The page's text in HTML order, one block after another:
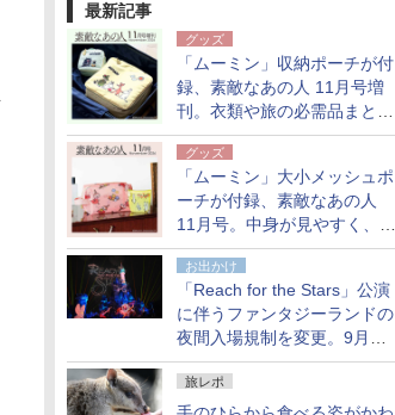
最新記事
グッズ
「ムーミン」収納ポーチが付
録、素敵なあの人 11月号増
刊。衣類や旅の必需品まとま
る大小2個セット
グッズ
「ムーミン」大小メッシュポ
ーチが付録、素敵なあの人
11月号。中身が見やすく、温
泉スパにも使える
お出かけ
「Reach for the Stars」公演
に伴うファンタジーランドの
夜間入場規制を変更。9月か
ら18時50分～20時ごろに
旅レポ